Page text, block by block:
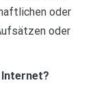
oder
oder
Internet?